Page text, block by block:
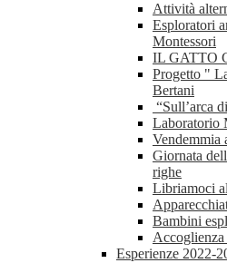
Attività
Esploratori
Montessori
IL GATTO
Progetto "
Bertani
“Sull’arca
Laboratorio
Vendemmia
Giornata
righe
Libriamoci
Bambini
Esperienze 2022-